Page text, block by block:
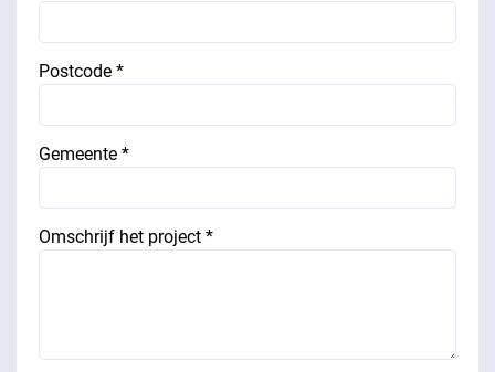
Postcode *
Gemeente *
Omschrijf het project *